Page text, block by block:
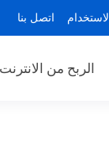
اتصل بنا
الربح من الانترنت